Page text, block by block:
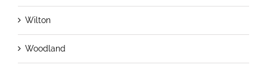
Wilton
Woodland